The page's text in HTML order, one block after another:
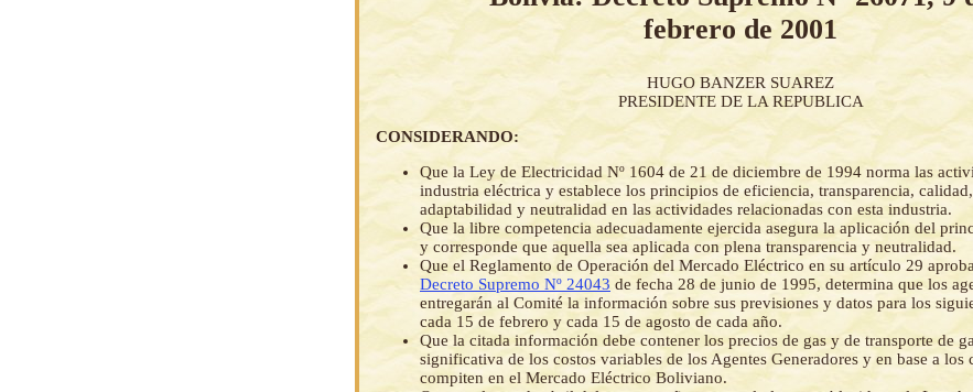
febrero de 2001
HUGO BANZER SUAREZ
PRESIDENTE DE LA REPUBLICA
CONSIDERANDO:
Que la Ley de Electricidad Nº 1604 de 21 de diciembre de 1994 norma las
industria eléctrica y establece los principios de eficiencia, transparencia,
adaptabilidad y neutralidad en las actividades relacionadas con esta industria.
Que la libre competencia adecuadamente ejercida asegura la aplicación del
y corresponde que aquella sea aplicada con plena transparencia y neutralidad.
Que el Reglamento de Operación del Mercado Eléctrico en su artículo 29
Decreto Supremo Nº 24043 de fecha 28 de junio de 1995, determina que los
entregarán al Comité la información sobre sus previsiones y datos para los
cada 15 de febrero y cada 15 de agosto de cada año.
Que la citada información debe contener los precios de gas y de transporte de
significativa de los costos variables de los Agentes Generadores y en base a los
compiten en el Mercado Eléctrico Boliviano.